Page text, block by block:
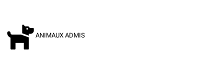
ANIMAUX ADMIS